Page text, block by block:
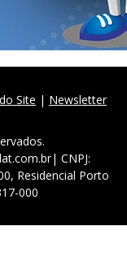
Site | Newsletter
CNPJ:
Residencial Porto
000